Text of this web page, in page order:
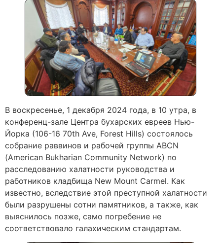
В воскресенье, 1 декабря 2024 года, в 10 утра, в
конференц-зале Центра бухарских евреев Нью-
Йорка (106-16 70th Ave, Forest Hills) состоялось
собрание раввинов и рабочей группы ABCN
(American Bukharian Community Network) по
расследованию халатности руководства и
работников кладбища New Mount Carmel. Как
известно, вследствие этой преступной халатности
были разрушены сотни памятников, а также, как
выяснилось позже, само погребение не
соответствовало галахическим стандартам.